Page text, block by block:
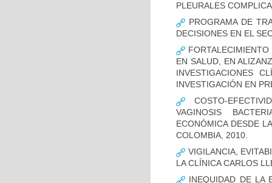
PLEURALES
PROGRAMA DE
DECISIONES EN EL
EN SALUD, EN
INVESTIGACIONES
INVESTIGACIÓN EN
COSTO-
VAGINOSIS
ECONÓMICA DESDE
COLOMBIA, 2010.
VIGILANCIA,
LA CLÍNICA CARLOS
INEQUIDAD DE LA